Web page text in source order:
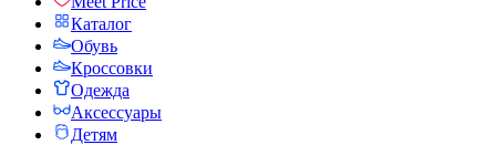
Каталог
Обувь
Кроссовки
Одежда
Аксессуары
Детям